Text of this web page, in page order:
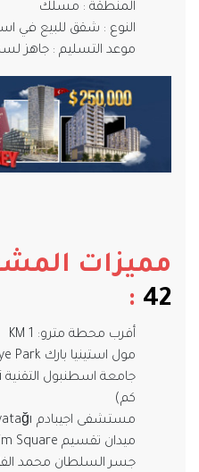
المنطقة : مسلك
النوع : شقق للبيع في
موعد التسليم : جاهز
مميزات
42
:
أقرب محطة مترو: 1 KM
مول استينيا بارك İstinye Park: (4 كم)
كم)
مستشفى اجيبادم Acıbadem Kozyatağı: (2 كم)
ميدان تقسيم Taksim Square: (11 كم)
جسر السلطان محمد الفاتح: